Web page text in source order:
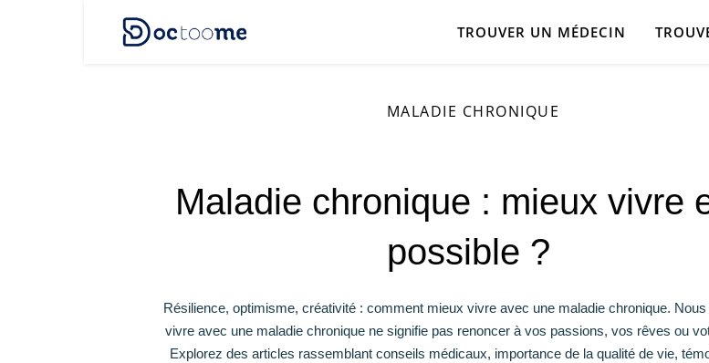
TROUVER UN MÉDECIN
MALADIE CHRONIQUE
Maladie chronique : mieux vivre
possible ?
Résilience, optimisme, créativité : comment mieux vivre avec une maladie chronique.
vivre avec une maladie chronique ne signifie pas renoncer à vos passions, vos rêves ou
Explorez des articles rassemblant conseils médicaux, importance de la qualité de vie,